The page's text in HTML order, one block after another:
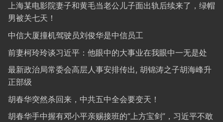
上海某电影院妻子和黄毛当老公儿子面出轨后续来了，绿帽
男被关七天！
中信大厦撞机驾驶员刘俊华是中信员工
前妻柯玲玲谈习近平：他眼中的大事业在我眼中一无是处
最新政治局常委会高层人事安排传出, 胡锦涛之子胡海峰升
正部级
胡春华突然杀回来，中共五中全会要变天！
胡春华手中握有邓小平亲赐接班的“上方宝剑”，习近平不敢